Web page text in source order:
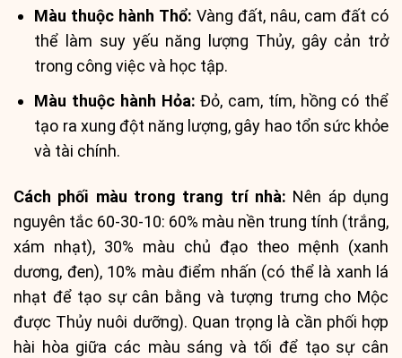
Màu thuộc hành Thổ: Vàng đất, nâu, cam đất có
thể làm suy yếu năng lượng Thủy, gây cản trở
trong công việc và học tập.
Màu thuộc hành Hỏa: Đỏ, cam, tím, hồng có thể
tạo ra xung đột năng lượng, gây hao tổn sức khỏe
và tài chính.
Cách phối màu trong trang trí nhà: Nên áp dụng
nguyên tắc 60-30-10: 60% màu nền trung tính (trắng,
xám nhạt), 30% màu chủ đạo theo mệnh (xanh
dương, đen), 10% màu điểm nhấn (có thể là xanh lá
nhạt để tạo sự cân bằng và tượng trưng cho Mộc
được Thủy nuôi dưỡng). Quan trọng là cần phối hợp
hài hòa giữa các màu sáng và tối để tạo sự cân